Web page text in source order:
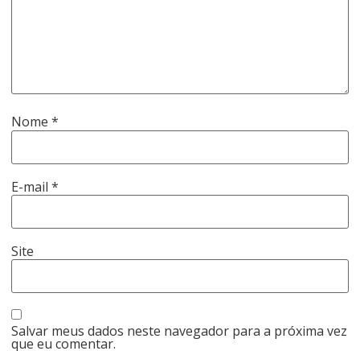
Nome*
E-mail*
Site
Salvar meus dados neste navegador para a próxima vez
que eu comentar.